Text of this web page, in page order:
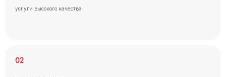
услуги высокого качества
02